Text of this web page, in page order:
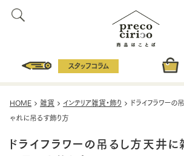
スタッフコラム
HOME 雑貨 インテリア雑貨・飾り
ドライフラワー
ゃれに吊るす飾り方
ドライフラワーの吊るし方天井